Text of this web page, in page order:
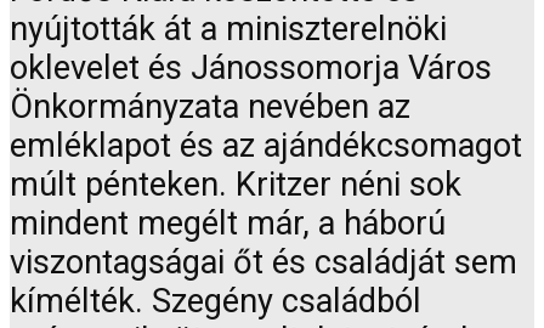
nyújtották át a miniszterelnöki
oklevelet és Jánossomorja Város
Önkormányzata nevében az
emléklapot és az ajándékcsomagot
múlt pénteken. Kritzer néni sok
mindent megélt már, a háború
viszontagságai őt és családját sem
kímélték. Szegény családból